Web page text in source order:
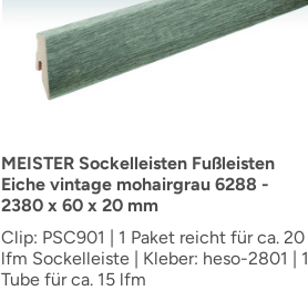
MEISTER Sockelleisten Fußleisten
Eiche vintage mohairgrau 6288 -
2380 x 60 x 20 mm
Clip: PSC901 | 1 Paket reicht für ca. 20
lfm Sockelleiste | Kleber: heso-2801 | 1
Tube für ca. 15 lfm